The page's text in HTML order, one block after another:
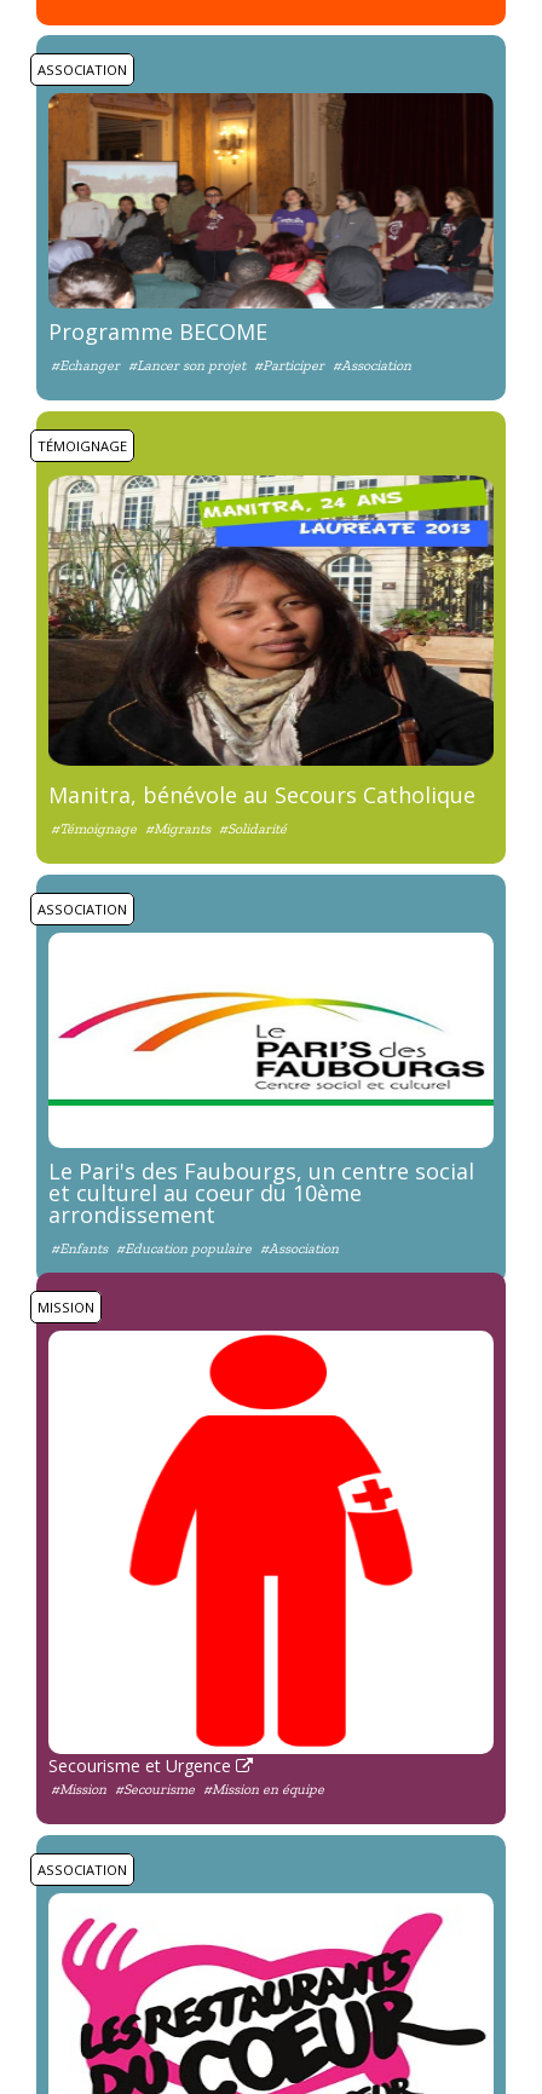
ASSOCIATION
Programme BECOME
#Echanger #Lancer son projet #Participer #Association
TÉMOIGNAGE
Manitra, bénévole au Secours Catholique
#Témoignage #Migrants #Solidarité
ASSOCIATION
Le Pari's des Faubourgs, un centre social
et culturel au coeur du 10ème
arrondissement
#Enfants #Education populaire #Association
MISSION
Secourisme et Urgence
#Mission #Secourisme #Mission en équipe
ASSOCIATION